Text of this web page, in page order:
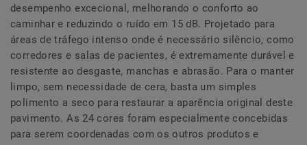
desempenho excecional, melhorando o conforto ao
caminhar e reduzindo o ruído em 15 dB. Projetado para
áreas de tráfego intenso onde é necessário silêncio, como
corredores e salas de pacientes, é extremamente durável e
resistente ao desgaste, manchas e abrasão. Para o manter
limpo, sem necessidade de cera, basta um simples
polimento a seco para restaurar a aparência original deste
pavimento. As 24 cores foram especialmente concebidas
para serem coordenadas com os outros produtos e